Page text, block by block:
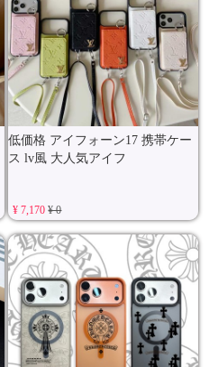
低価格 アイフォーン17 携帯ケー
ス lv風 大人気アイフ
¥ 7,170¥ 0